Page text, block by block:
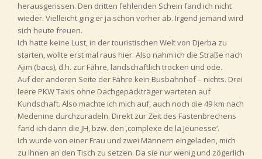
herausgerissen. Den dritten fehlenden Schein fand ich nicht
wieder. Vielleicht ging er ja schon vorher ab. Irgend jemand wird
sich heute freuen.
Ich hatte keine Lust, in der touristischen Welt von Djerba zu
starten, wollte erst mal raus hier. Also nahm ich die Straße nach
Ajim (bacs), d.h. zur Fähre, landschaftlich trocken und öde.
Auf der anderen Seite der Fähre kein Busbahnhof – nichts. Drei
leere PKW Taxis ohne Dachgepäckträger warteten auf
Kundschaft. Also machte ich mich auf, auch noch die 49 km nach
Medenine durchzuradeln. Direkt zur Zeit des Fastenbrechens
fand ich dann die JH, bzw. den ‚complexe de la Jeunesse‘.
Ich wurde von einer Frau und zwei Männern eingeladen, mich
zu ihnen an den Tisch zu setzen. Da sie nur wenig und zögerlich